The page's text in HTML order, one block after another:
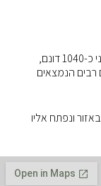
אזור התעשייה ברוש, בית שמש משתרע על פני כ-1040 דונם,
רבים הנמצאים
ונפתח אליו